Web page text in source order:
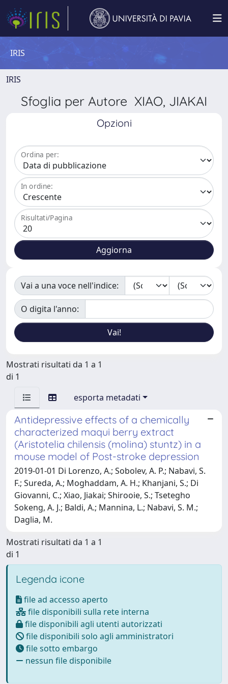
IRIS
IRIS
Sfoglia per Autore XIAO, JIAKAI
Opzioni
Ordina per:
In ordine:
Risultati/Pagina
Vai a una voce nell'indice:
O digita l'anno:
Mostrati risultati da 1 a 1
di 1
esporta metadati
Antidepressive effects of a chemically
characterized maqui berry extract
(Aristotelia chilensis (molina) stuntz) in a
mouse model of Post-stroke depression
2019-01-01 Di Lorenzo, A.; Sobolev, A. P.; Nabavi, S.
F.; Sureda, A.; Moghaddam, A. H.; Khanjani, S.; Di
Giovanni, C.; Xiao, Jiakai; Shirooie, S.; Tsetegho
Sokeng, A. J.; Baldi, A.; Mannina, L.; Nabavi, S. M.;
Daglia, M.
Mostrati risultati da 1 a 1
di 1
Legenda icone
file ad accesso aperto
file disponibili sulla rete interna
file disponibili agli utenti autorizzati
file disponibili solo agli amministratori
file sotto embargo
nessun file disponibile